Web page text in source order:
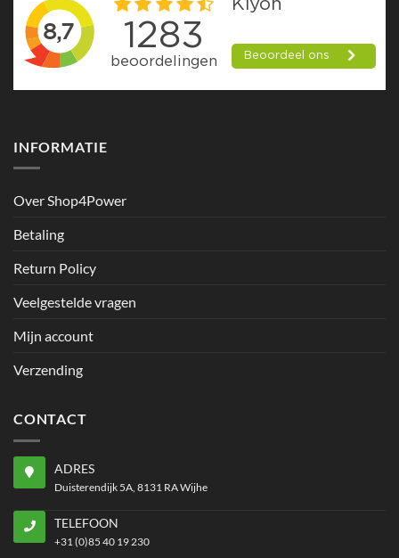
INFORMATIE
Over Shop4Power
Betaling
Return Policy
Veelgestelde vragen
Mijn account
Verzending
CONTACT
ADRES
Duisterendijk 5A, 8131 RA Wijhe
TELEFOON
+31 (0)85 40 19 230